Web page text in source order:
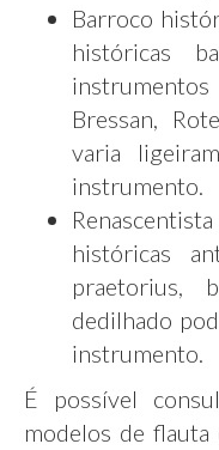
Barroco
históricas
Bressan,
varia
instrumento.
históricas
praetorius,
dedilhado
instrumento.
É possível
modelos de